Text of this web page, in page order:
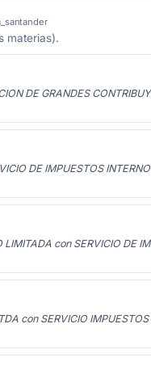
materias).
DE GRANDES
DE IMPUESTOS
con SERVICIO DE
con SERVICIO